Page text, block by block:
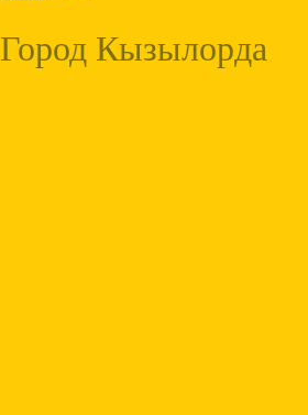
Город Кызылорда